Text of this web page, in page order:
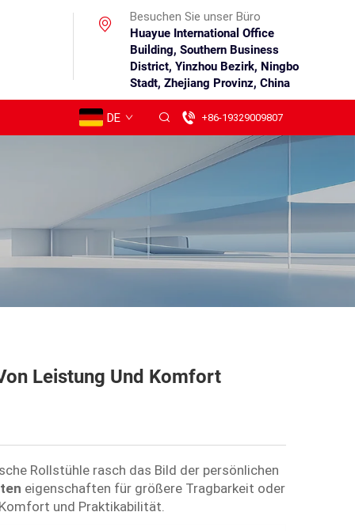
Besuchen Sie unser Büro
Huayue International Office
Building, Southern Business
District, Yinzhou Bezirk, Ningbo
Stadt, Zhejiang Provinz, China
DE +86-19329009807
Leistung Und Komfort
Rollstühle rasch das Bild der persönlichen
eigenschaften für größere Tragbarkeit oder
und Praktikabilität.